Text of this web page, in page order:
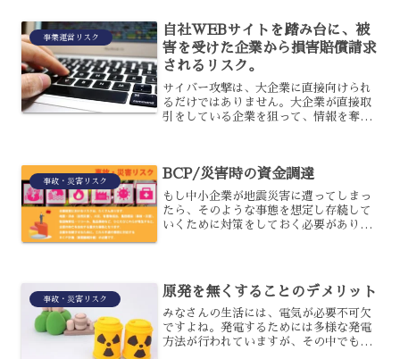
事業運営リスク
自社WEBサイトを踏み台に、被
害を受けた企業から損害賠償請求
されるリスク。
サイバー攻撃は、大企業に直接向けられ
るだけではありません。大企業が直接取
引をしている企業を狙って、情報を奪い
ご存知でしょうか?今回は...
事故・災害リスク BCP/災害時の資金調達
もし中小企業が地震災害に遭ってしまっ
たら、そのような事態を想定し存続して
いくために対策をしておく必要がありま
か。企業が地震被害に巻き込...
事故・災害リスク 原発を無くすることのデメリット
みなさんの生活には、電気が必要不可欠
ですよね。発電するためには多様な発電
方法が行われていますが、その中でも原